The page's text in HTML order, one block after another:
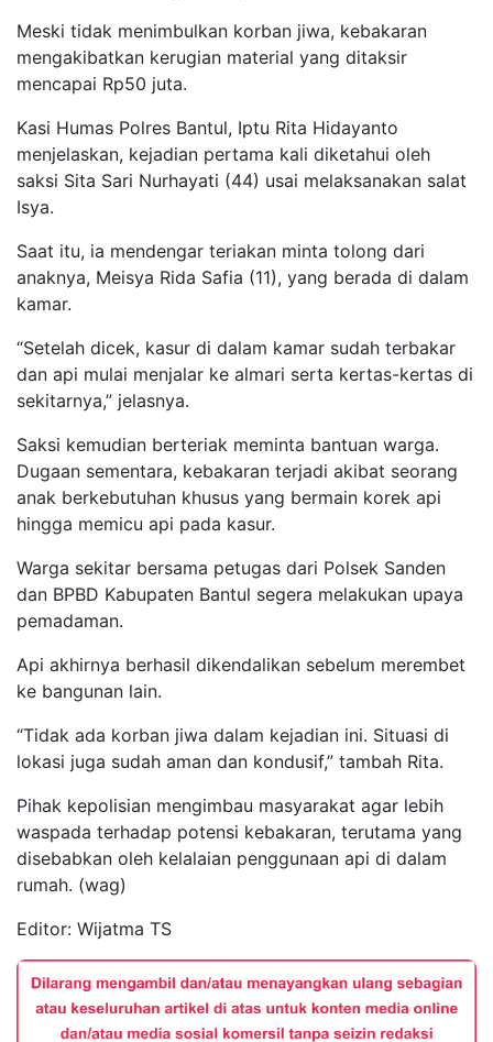
Meski tidak menimbulkan korban jiwa, kebakaran
mengakibatkan kerugian material yang ditaksir
mencapai Rp50 juta.
Kasi Humas Polres Bantul, Iptu Rita Hidayanto
menjelaskan, kejadian pertama kali diketahui oleh
saksi Sita Sari Nurhayati (44) usai melaksanakan salat
Isya.
Saat itu, ia mendengar teriakan minta tolong dari
anaknya, Meisya Rida Safia (11), yang berada di dalam
kamar.
“Setelah dicek, kasur di dalam kamar sudah terbakar
dan api mulai menjalar ke almari serta kertas-kertas di
sekitarnya,” jelasnya.
Saksi kemudian berteriak meminta bantuan warga.
Dugaan sementara, kebakaran terjadi akibat seorang
anak berkebutuhan khusus yang bermain korek api
hingga memicu api pada kasur.
Warga sekitar bersama petugas dari Polsek Sanden
dan BPBD Kabupaten Bantul segera melakukan upaya
pemadaman.
Api akhirnya berhasil dikendalikan sebelum merembet
ke bangunan lain.
“Tidak ada korban jiwa dalam kejadian ini. Situasi di
lokasi juga sudah aman dan kondusif,” tambah Rita.
Pihak kepolisian mengimbau masyarakat agar lebih
waspada terhadap potensi kebakaran, terutama yang
disebabkan oleh kelalaian penggunaan api di dalam
rumah. (wag)
Editor: Wijatma TS